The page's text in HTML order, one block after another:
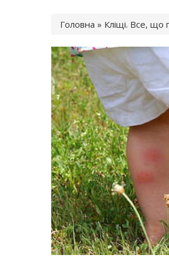
Ви є тут
Головна » Кліщі. Все, що